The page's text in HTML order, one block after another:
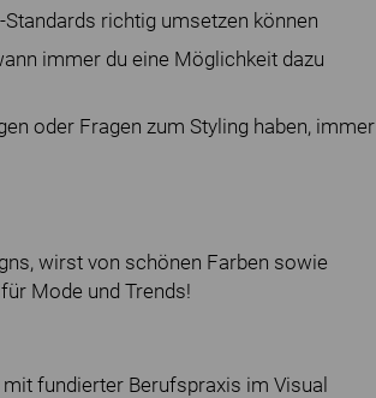
richtig umsetzen können
immer du eine Möglichkeit dazu
oder Fragen zum Styling haben, immer
wirst von schönen Farben sowie
Mode und Trends!
fundierter Berufspraxis im Visual